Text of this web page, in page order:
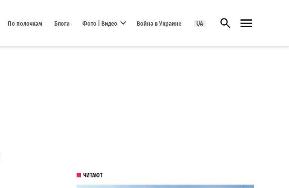
По полочкам Блоги Фото | Видео Война в Украине UA Открыть поиск
ЧИТАЮТ